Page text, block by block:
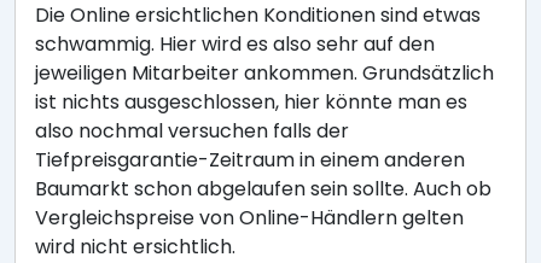
Die Online ersichtlichen Konditionen sind etwas
schwammig. Hier wird es also sehr auf den
jeweiligen Mitarbeiter ankommen. Grundsätzlich
ist nichts ausgeschlossen, hier könnte man es
also nochmal versuchen falls der
Tiefpreisgarantie-Zeitraum in einem anderen
Baumarkt schon abgelaufen sein sollte. Auch ob
Vergleichspreise von Online-Händlern gelten
wird nicht ersichtlich.